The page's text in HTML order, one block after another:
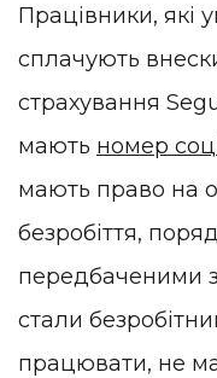
Працівники, які
сплачують
страхування
мають номер
мають право на
безробіття,
передбаченими
стали
працювати, не